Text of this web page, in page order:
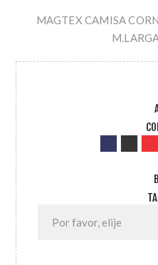
MAGTEX CAMISA
B